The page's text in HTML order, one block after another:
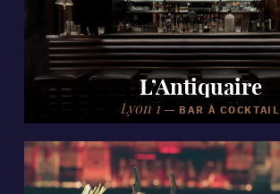
L’Antiquaire
Lyon 1 —BAR À COCKTAIL